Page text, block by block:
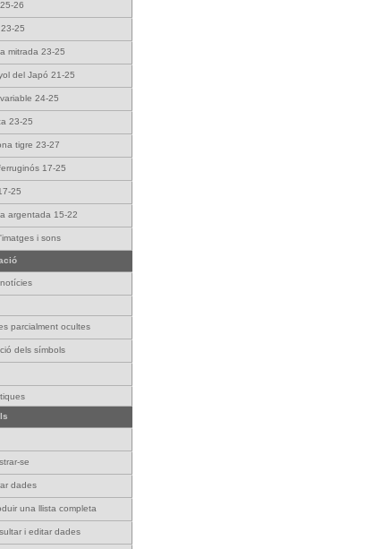
26
25
mitrada 23-25
del Japó 21-25
24-25
23-25
tigre 23-27
17-25
25
argentada 15-22
i sons
parcialment ocultes
dels símbols
se
dades
una llista completa
i editar dades